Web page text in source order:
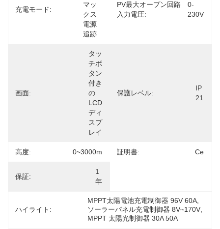
充電モード:
マッ
クス
電源
追跡
PV最大オープン回路
入力電圧:
0-
230V
画面:
タッ
チボ
タン
付き
の
LCD
ディ
スプ
レイ
保護レベル:
IP
21
高度: 0~3000m 証明書: Ce
保証:
1
年
ハイライト:
MPPT太陽電池充電制御器 96V 60A
ソーラーパネル充電制御器 8V~170V
MPPT 太陽光制御器 30A 50A